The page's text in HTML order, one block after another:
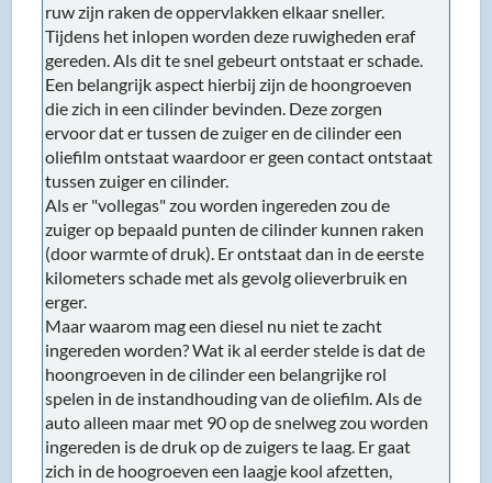
ruw zijn raken de oppervlakken elkaar sneller.
Tijdens het inlopen worden deze ruwigheden eraf
gereden. Als dit te snel gebeurt ontstaat er schade.
Een belangrijk aspect hierbij zijn de hoongroeven
die zich in een cilinder bevinden. Deze zorgen
ervoor dat er tussen de zuiger en de cilinder een
oliefilm ontstaat waardoor er geen contact ontstaat
tussen zuiger en cilinder.
Als er "vollegas" zou worden ingereden zou de
zuiger op bepaald punten de cilinder kunnen raken
(door warmte of druk). Er ontstaat dan in de eerste
kilometers schade met als gevolg olieverbruik en
erger.
Maar waarom mag een diesel nu niet te zacht
ingereden worden? Wat ik al eerder stelde is dat de
hoongroeven in de cilinder een belangrijke rol
spelen in de instandhouding van de oliefilm. Als de
auto alleen maar met 90 op de snelweg zou worden
ingereden is de druk op de zuigers te laag. Er gaat
zich in de hoogroeven een laagje kool afzetten,